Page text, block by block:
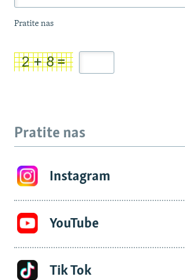
Pratite nas
Pratite nas
Instagram
YouTube
Tik Tok